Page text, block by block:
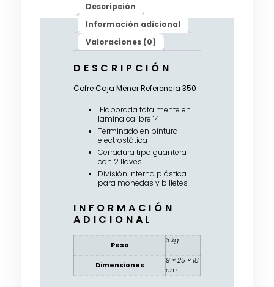
Descripción
Información adicional
Valoraciones (0)
DESCRIPCIÓN
Cofre Caja Menor Referencia 350
Elaborada totalmente en
lamina calibre 14
Terminado en pintura
electrostática
Cerradura tipo guantera
con 2 llaves
División interna plástica
para monedas y billetes
INFORMACIÓN
ADICIONAL
Peso
3 kg
Dimensiones
9 × 25 × 18
cm